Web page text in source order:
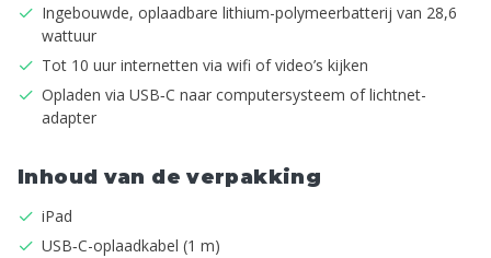
Inge­bouwde, oplaadbare lithium-polymeer­­batterij van 28,6
wattuur
Tot 10 uur internetten via wifi of video’s kijken
Opladen via USB‑C naar computer­systeem of lichtnet­
adapter
Inhoud van de verpakking
iPad
USB‑C-oplaadkabel (1 m)